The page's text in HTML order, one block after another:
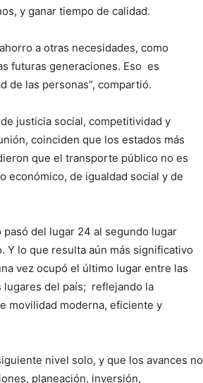
y ganar tiempo de calidad.
a otras necesidades, como
futuras generaciones. Eso es
de las personas”, compartió.
justicia social, competitividad y
coinciden que los estados más
que el transporte público no es
económico, de igualdad social y de
pasó del lugar 24 al segundo lugar
Y lo que resulta aún más significativo
vez ocupó el último lugar entre las
lugares del país; reflejando la
movilidad moderna, eficiente y
nivel solo, y que los avances no
planeación, inversión,